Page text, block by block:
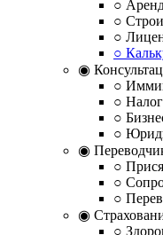
○
○
○
○
◉
○
○
○
○
◉
○
○
○
◉
○